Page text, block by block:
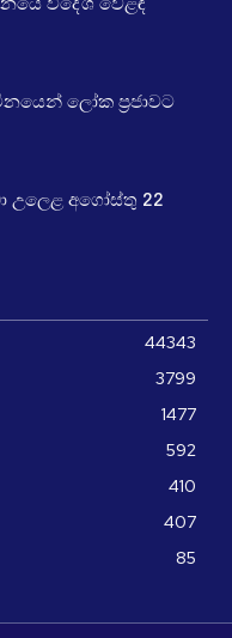
විදේශ වෙළඳ
ලෝක ප්‍රජාවට
උලෙළ අගෝස්තු 22
44343
3799
1477
592
410
407
85